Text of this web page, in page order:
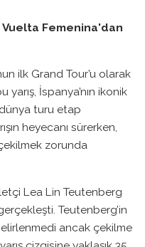
Femenina'dan
ilk Grand Tour’u olarak
İspanya’nın ikonik
turu etap
heyecanı sürerken,
zorunda
Lea Lin Teutenberg
Teutenberg’in
ancak çekilme